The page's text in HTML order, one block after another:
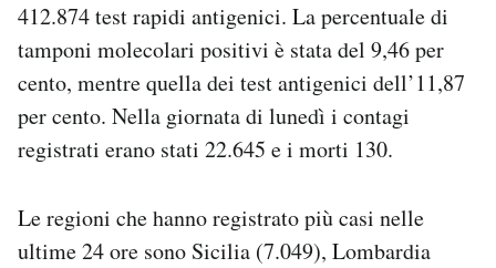
AREA PERSONALE
Area Personale
Newsletter
Notifiche mobile
Esci
412.874 test rapidi antigenici. La percentuale di
tamponi molecolari positivi è stata del 9,46 per
cento, mentre quella dei test antigenici dell’11,87
per cento. Nella giornata di lunedì i contagi
registrati erano stati 22.645 e i morti 130.
Le regioni che hanno registrato più casi nelle
ultime 24 ore sono Sicilia (7.049), Lombardia